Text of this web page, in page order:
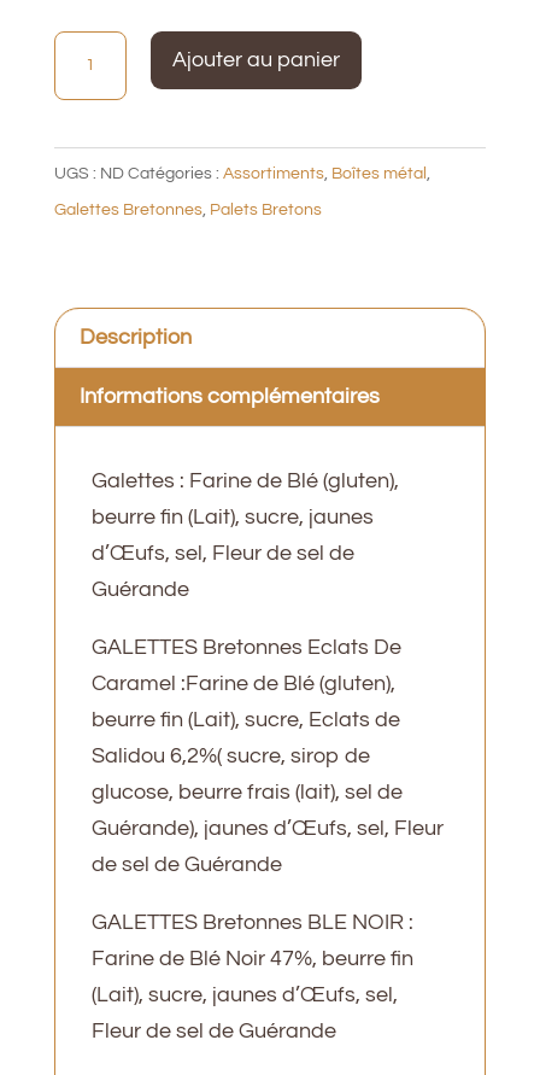
quantité
métal
Ajouter au panier
UGS : ND Catégories : Assortiments, Boîtes métal
Galettes Bretonnes, Palets Bretons
Description
Informations complémentaires
Galettes : Farine de Blé (gluten),
beurre fin (Lait), sucre, jaunes
d’Œufs, sel, Fleur de sel de
Guérande
GALETTES Bretonnes Eclats De
Caramel :Farine de Blé (gluten),
beurre fin (Lait), sucre, Eclats de
Salidou 6,2%( sucre, sirop de
glucose, beurre frais (lait), sel de
Guérande), jaunes d’Œufs, sel, Fleur
de sel de Guérande
GALETTES Bretonnes BLE NOIR :
Farine de Blé Noir 47%, beurre fin
(Lait), sucre, jaunes d’Œufs, sel,
Fleur de sel de Guérande